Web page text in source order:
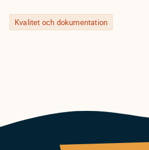
Kvalitet och dokumentation